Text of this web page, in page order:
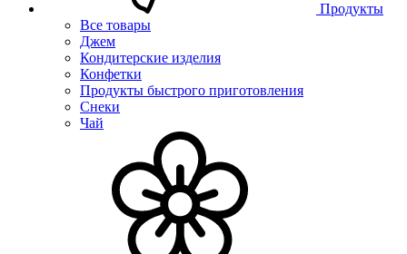
Продукты
Все товары
Джем
Кондитерские изделия
Конфетки
Продукты быстрого приготовления
Снеки
Чай